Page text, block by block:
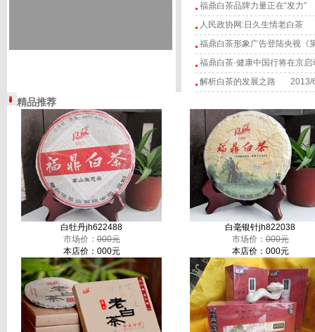
福鼎白茶品牌力量正在“发力”
人民政协网:日久生情老白茶
福鼎白茶形象广告登陆央视《
福鼎白茶·健康中国行将在京启
解析白茶的发展之路 2013/
精品推荐
白牡丹jh622488
市场价：000元
本店价：000元
白毫银针jh822038
市场价：000元
本店价：000元